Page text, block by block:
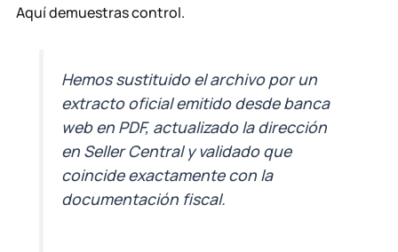
Aquí demuestras control.
Hemos sustituido el archivo por un
extracto oficial emitido desde banca
web en PDF, actualizado la dirección
en Seller Central y validado que
coincide exactamente con la
documentación fiscal.